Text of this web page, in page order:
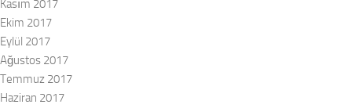
Kasım 2017
Ekim 2017
Eylül 2017
Ağustos 2017
Temmuz 2017
Haziran 2017